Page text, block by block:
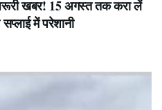
खबर! 15 अगस्त तक करा लें
में परेशानी